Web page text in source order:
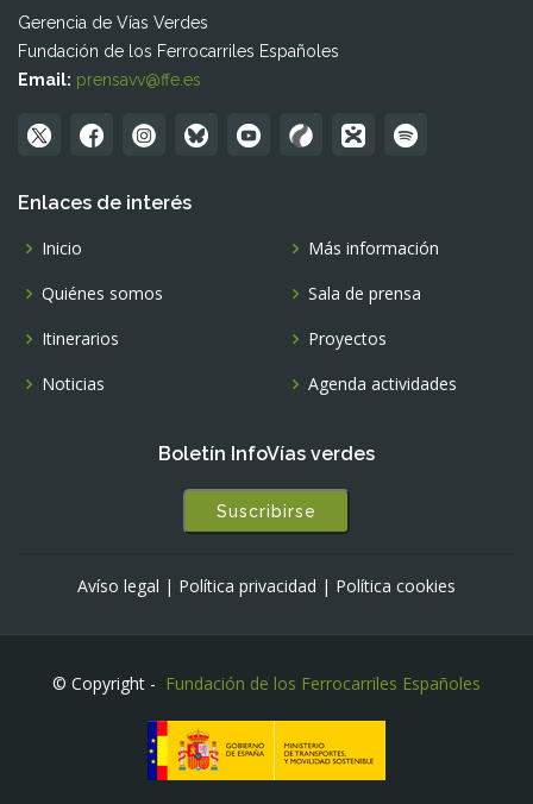
Gerencia de Vías Verdes
Fundación de los Ferrocarriles Españoles
Email: prensavv@ffe.es
Enlaces de interés
Inicio
Quiénes somos
Itinerarios
Noticias
Más información
Sala de prensa
Proyectos
Agenda actividades
Boletín InfoVías verdes
Suscribirse
Avíso legal | Política privacidad | Política cookies
© Copyright - Fundación de los Ferrocarriles Españoles